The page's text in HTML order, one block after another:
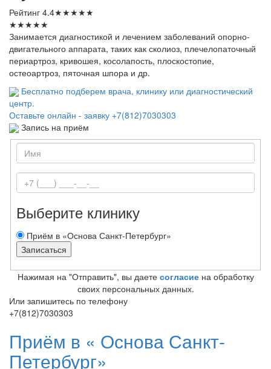
Рейтинг 4.4★★★★★
★★★★★
Занимается диагностикой и лечением заболеваний опорно-
двигательного аппарата, таких как сколиоз, плечелопаточный
периартроз, кривошея, косолапость, плоскостопие,
остеоартроз, пяточная шпора и др.
Бесплатно подберем врача, клинику или диагностический
центр.
Оставьте онлайн - заявку +7(812)7030303
Запись на приём
Выберите клинику
Приём в «Основа Санкт-Петербург»
Нажимая на "Отправить", вы даете согласиена обработку
своих персональных данных.
Или запишитесь по телефону
+7(812)7030303
Приём в « Основа Санкт-
Петербург»